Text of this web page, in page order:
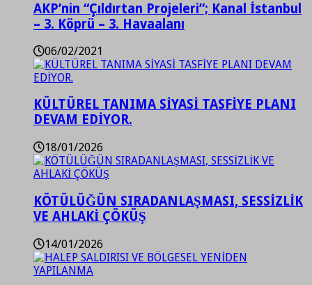
AKP’nin “Çıldırtan Projeleri”; Kanal İstanbul
– 3. Köprü – 3. Havaalanı
06/02/2021
KÜLTÜREL TANIMA SİYASİ TASFİYE PLANI
DEVAM EDİYOR.
18/01/2026
KÖTÜLÜĞÜN SIRADANLAŞMASI, SESSİZLİK
VE AHLAKİ ÇÖKÜŞ
14/01/2026